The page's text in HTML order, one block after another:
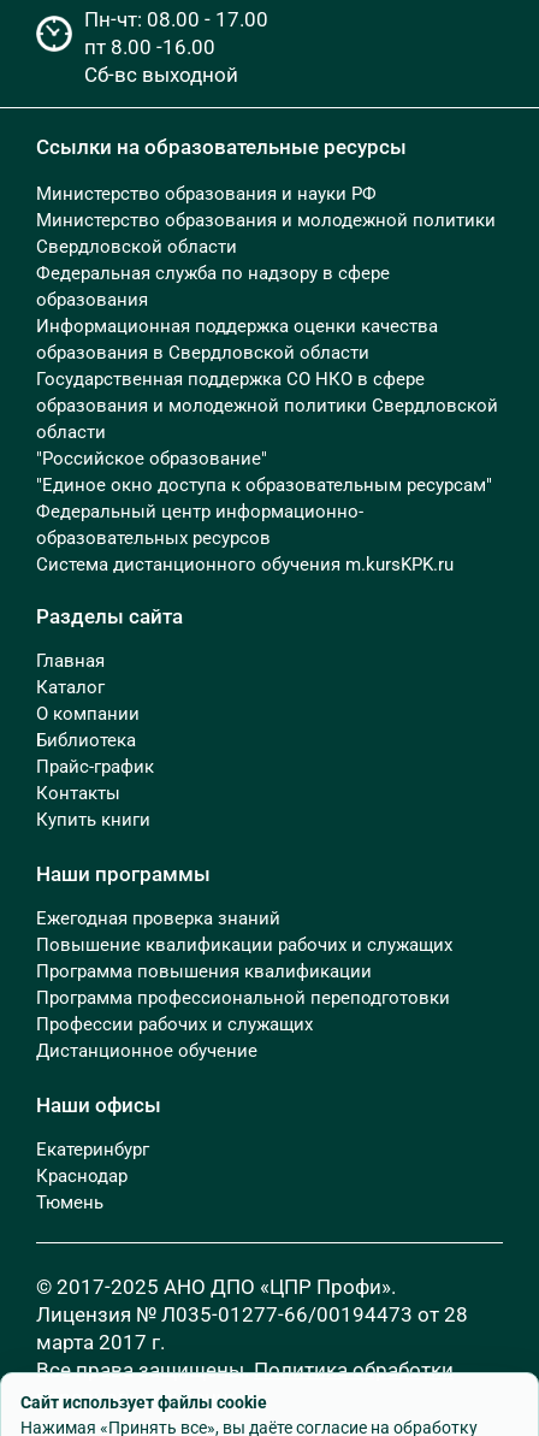
Пн-чт: 08.00 - 17.00
пт 8.00 -16.00
Сб-вс выходной
Ссылки на образовательные ресурсы
Министерство образования и науки РФ
Министерство образования и молодежной политики
Свердловской области
Федеральная служба по надзору в сфере
образования
Информационная поддержка оценки качества
образования в Свердловской области
Государственная поддержка СО НКО в сфере
образования и молодежной политики Свердловской
области
"Российское образование"
"Единое окно доступа к образовательным ресурсам"
Федеральный центр информационно-
образовательных ресурсов
Система дистанционного обучения m.kursKPK.ru
Разделы сайта
Главная
Каталог
О компании
Библиотека
Прайс-график
Контакты
Купить книги
Наши программы
Ежегодная проверка знаний
Повышение квалификации рабочих и служащих
Программа повышения квалификации
Программа профессиональной переподготовки
Профессии рабочих и служащих
Дистанционное обучение
Наши офисы
Екатеринбург
Краснодар
Тюмень
© 2017-2025 АНО ДПО «ЦПР Профи».
Лицензия № Л035-01277-66/00194473 от 28
марта 2017 г.
Все права защищены.Политика обработки
персональных данных
Сайт использует файлы cookie
Нажимая «Принять все», вы даёте согласие на обработку